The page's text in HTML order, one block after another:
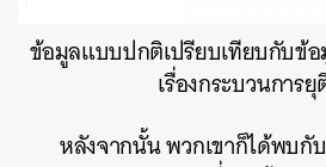
ข้อมูลแบบปกติเปรียบเทียบกับข้
เรื่องกระบวนการ
หลังจากนั้น พวกเขาก็ได้พบกั